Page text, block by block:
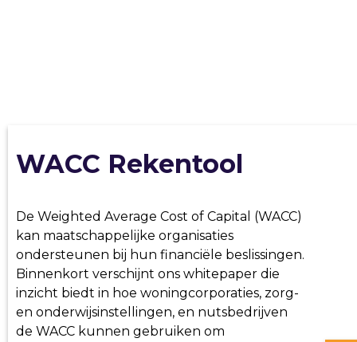
WACC Rekentool
De Weighted Average Cost of Capital (WACC)
kan maatschappelijke organisaties
ondersteunen bij hun financiële beslissingen.
Binnenkort verschijnt ons whitepaper die
inzicht biedt in hoe woningcorporaties, zorg-
en onderwijsinstellingen, en nutsbedrijven
de WACC kunnen gebruiken om